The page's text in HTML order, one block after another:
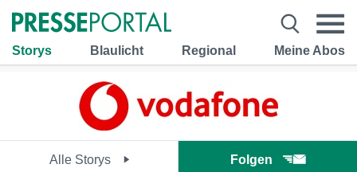
Storys Blaulicht Regional Meine Abos
Alle Storys Folgen